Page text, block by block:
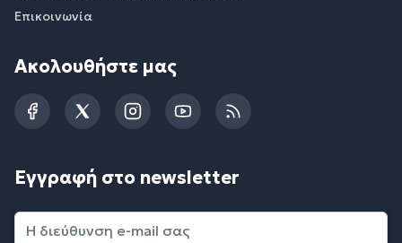
Επικοινωνία
Ακολουθήστε μας
FacebookTwitterInstagramYouTubeRSS
Εγγραφή στο newsletter